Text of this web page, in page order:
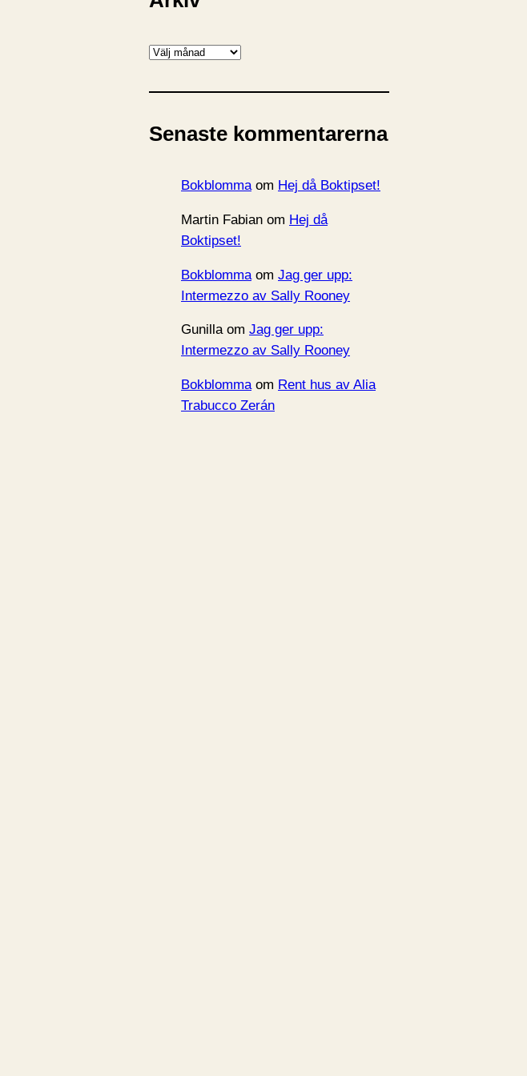
A
k
v
Senaste kommentarerna
Bokblommaom Hej då Boktipset!
Martin Fabian om Hej då
Boktipset!
Bokblomma om Jag ger upp:
Intermezzo av Sally Rooney
Gunillaom Jag ger upp:
Intermezzo av Sally Rooney
Bokblommaom Rent hus av Alia
Trabucco Zerán